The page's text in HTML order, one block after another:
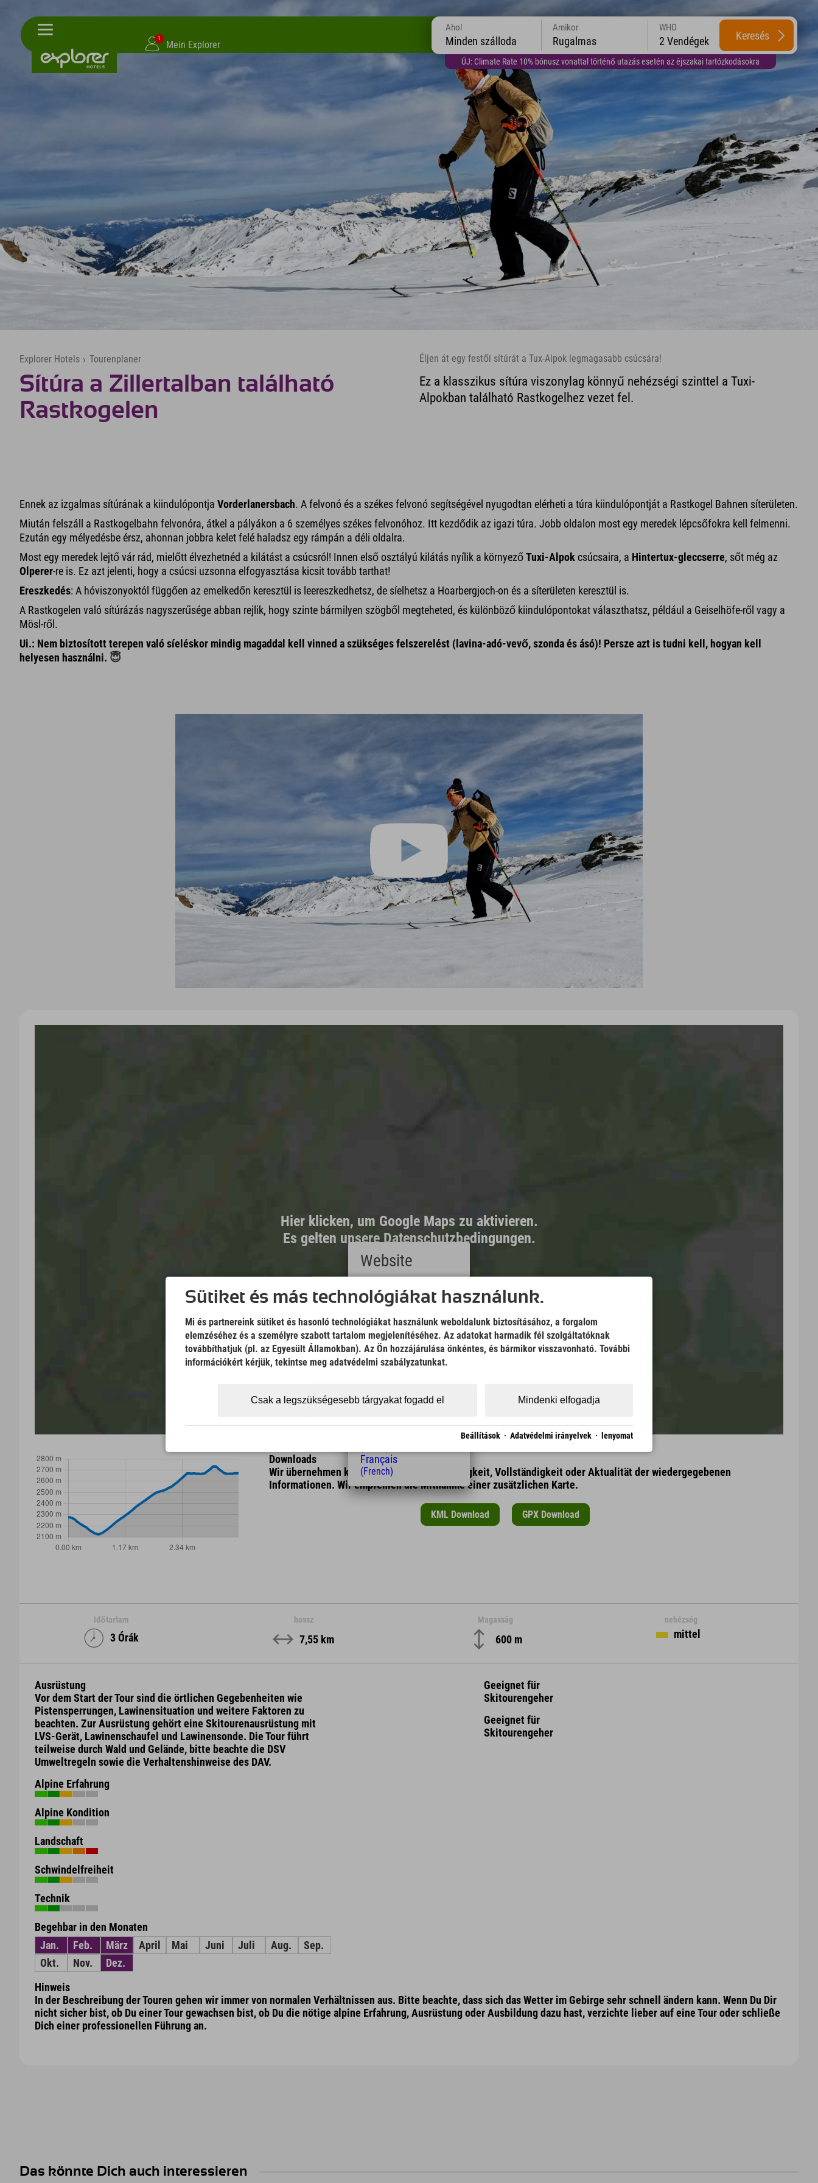
1
Mein Explorer
ÚJ: Climate Rate 10% bónusz vonattal történő utazás esetén az éjszakai tartózkodásokra
Ahol
Minden szálloda
Amikor
Rugalmas
WHO
2 Vendégek Keresés
Explorer Hotels › Tourenplaner
Sítúra a Zillertalban található
Rastkogelen
Éljen át egy festői sítúrát a Tux-Alpok legmagasabb csúcsára!
Ez a klasszikus sítúra viszonylag könnyű nehézségi szinttel a Tuxi-
Alpokban található Rastkogelhez vezet fel.
Ennek az izgalmas sítúrának a kiindulópontja Vorderlanersbach. A felvonó és a székes felvonó segítségével nyugodtan elérheti a túra kiindulópontját a Rastkogel Bahnen síterületen.
Miután felszáll a Rastkogelbahn felvonóra, átkel a pályákon a 6 személyes székes felvonóhoz. Itt kezdődik az igazi túra. Jobb oldalon most egy meredek lépcsőfokra kell felmenni.
Ezután egy mélyedésbe érsz, ahonnan jobbra kelet felé haladsz egy rámpán a déli oldalra.
Most egy meredek lejtő vár rád, mielőtt élvezhetnéd a kilátást a csúcsról! Innen első osztályú kilátás nyílik a környezőTuxi-Alpok csúcsaira, a Hintertux-gleccserre, sőt még az
Olperer-re is. Ez azt jelenti, hogy a csúcsi uzsonna elfogyasztása kicsit tovább tarthat!
Ereszkedés: A hóviszonyoktól függően az emelkedőn keresztül is leereszkedhetsz, de síelhetsz a Hoarbergjoch-on és a síterületen keresztül is.
A Rastkogelen való sítúrázás nagyszerűsége abban rejlik, hogy szinte bármilyen szögből megteheted, és különböző kiindulópontokat választhatsz, például a Geiselhöfe-ről vagy a
Mösl-ről.
Ui.: Nem biztosított terepen való síeléskor mindig magaddal kell vinned a szükséges felszerelést (lavina-adó-vevő, szonda és ásó)! Persze azt is tudni kell, hogyan kell
helyesen használni. 😇
Hier klicken, um Google Maps zu aktivieren.
Es gelten unsere Datenschutzbedingungen.
Downloads
Wir übernehmen keine Haftung für die Richtigkeit, Vollständigkeit oder Aktualität der wiedergegebenen
Informationen. Wir empfehlen die Mitnahme einer zusätzlichen Karte.
KML Download GPX Download
Időtartam
3 Órák
hossz
7,55 km
Magasság
600 m
nehézség
mittel
Ausrüstung
Vor dem Start der Tour sind die örtlichen Gegebenheiten wie
Pistensperrungen, Lawinensituation und weitere Faktoren zu
beachten. Zur Ausrüstung gehört eine Skitourenausrüstung mit
LVS-Gerät, Lawinenschaufel und Lawinensonde. Die Tour führt
teilweise durch Wald und Gelände, bitte beachte die DSV
Umweltregeln sowie die Verhaltenshinweise des DAV.
Alpine Erfahrung
Alpine Kondition
Landschaft
Schwindelfreiheit
Technik
Begehbar in den Monaten
Jan.
Feb. März April Mai Juni Juli Aug.
Sep.
Okt.
Nov. Dez.
Geeignet für
Skitourengeher
Geeignet für
Skitourengeher
Hinweis
In der Beschreibung der Touren gehen wir immer von normalen Verhältnissen aus. Bitte beachte, dass sich das Wetter im Gebirge sehr schnell ändern kann. Wenn Du Dir
nicht sicher bist, ob Du einer Tour gewachsen bist, ob Du die nötige alpine Erfahrung, Ausrüstung oder Ausbildung dazu hast, verzichte lieber auf eine Tour oder schließe
Dich einer professionellen Führung an.
Das könnte Dich auch interessieren
Sütiket és más technológiákat használunk.
Mi és partnereink sütiket és hasonló technológiákat használunk weboldalunk biztosításához, a forgalom
elemzéséhez és a személyre szabott tartalom megjelenítéséhez. Az adatokat harmadik fél szolgáltatóknak
továbbíthatjuk (pl. az Egyesült Államokban). Az Ön hozzájárulása önkéntes, és bármikor visszavonható. További
információkért kérjük, tekintse meg adatvédelmi szabályzatunkat.
Mindenki elfogadja
Csak a legszükségesebb tárgyakat fogadd el
Beállítások · Adatvédelmi irányelvek · lenyomat
Website
Deutsch
(German)
(English)
Italiano
(Italian)
Čeština
(Polish)
(Hungarian)
Français
(French)